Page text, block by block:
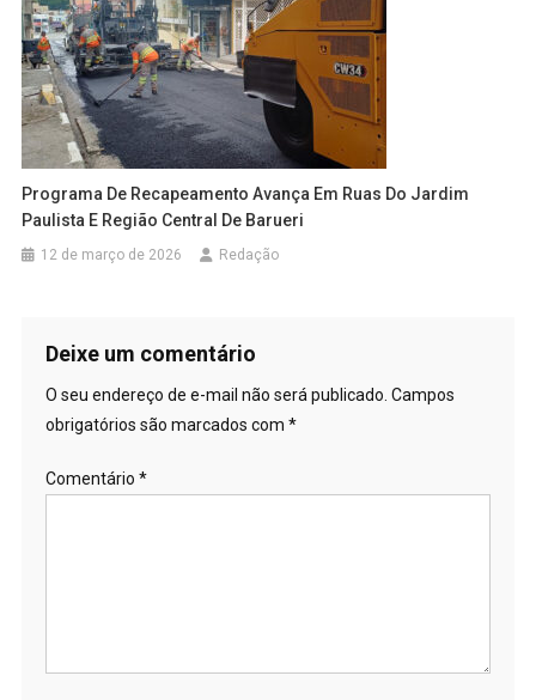
Programa De Recapeamento Avança Em Ruas Do Jardim
Paulista E Região Central De Barueri
12 de março de 2026 Redação
Deixe um comentário
O seu endereço de e-mail não será publicado. Campos
obrigatórios são marcados com *
Comentário *